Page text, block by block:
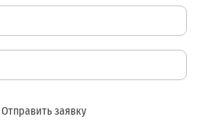
Отправить заявку